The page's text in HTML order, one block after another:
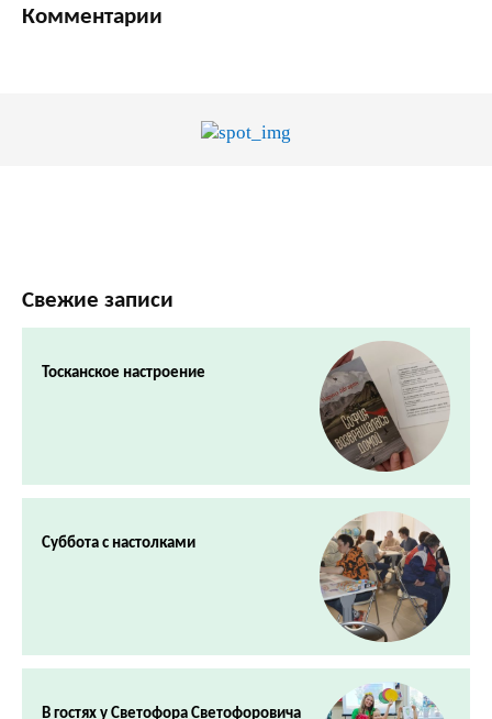
Комментарии
Свежие записи
Тосканское настроение
Суббота с настолками
В гостях у Светофора Светофоровича